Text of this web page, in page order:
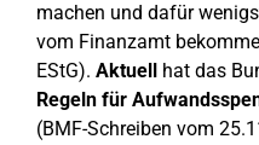
machen und dafür
vom Finanzamt
EStG). Aktuell hat das
Regeln für
(BMF-Schreiben vom